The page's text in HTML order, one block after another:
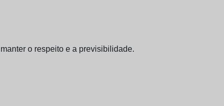
o respeito e a previsibilidade.